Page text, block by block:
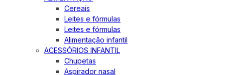
Cereais
Leites e fórmulas
Leites e fórmulas
Alimentação infantil
ACESSÓRIOS INFANTIL
Chupetas
Aspirador nasal